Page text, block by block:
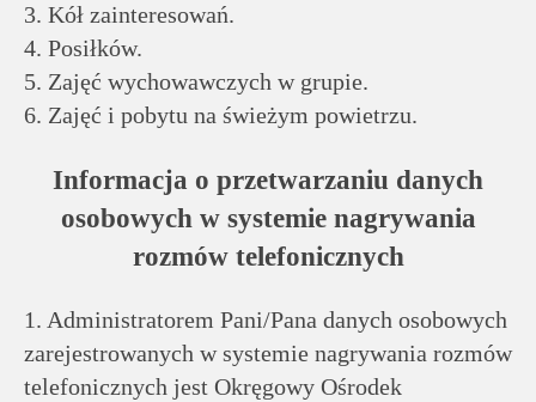
3. Kół zainteresowań.
4. Posiłków.
5. Zajęć wychowawczych w grupie.
6. Zajęć i pobytu na świeżym powietrzu.
Informacja o przetwarzaniu danych
osobowych w systemie nagrywania
rozmów telefonicznych
1. Administratorem Pani/Pana danych osobowych
zarejestrowanych w systemie nagrywania rozmów
telefonicznych jest Okręgowy Ośrodek